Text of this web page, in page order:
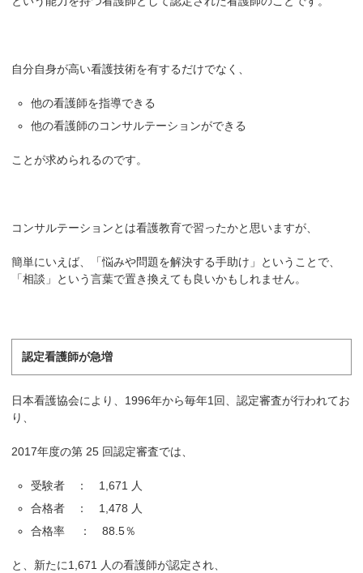
自分自身が高い看護技術を有するだけでなく、
他の看護師を指導できる
他の看護師のコンサルテーションができる
ことが求められるのです。
コンサルテーションとは看護教育で習ったかと思いますが、
簡単にいえば、「悩みや問題を解決する手助け」ということで、
「相談」という言葉で置き換えても良いかもしれません。
認定看護師が急増
日本看護協会により、1996年から毎年1回、認定審査が行われてお
り、
2017年度の第 25 回認定審査では、
受験者 ： 1,671 人
合格者 ： 1,478 人
合格率 ： 88.5％
と、新たに1,671 人の看護師が認定され、